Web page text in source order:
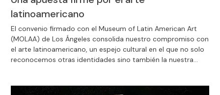
latinoamericano
El convenio firmado con el Museum of Latin American Art
(MOLAA) de Los Ángeles consolida nuestro compromiso con
el arte latinoamericano, un espejo cultural en el que no solo
reconocemos otras identidades sino también la nuestra